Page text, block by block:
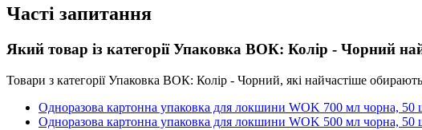
Часті запитання
Який товар із категорії Упаковка ВОК: Колір - Чорний
Товари з категорії Упаковка ВОК: Колір - Чорний, які найчастіше
Одноразова картонна упаковка для локшини WOK 700 мл чорна, 50
Одноразова картонна упаковка для локшини WOK 500 мл чорна, 50